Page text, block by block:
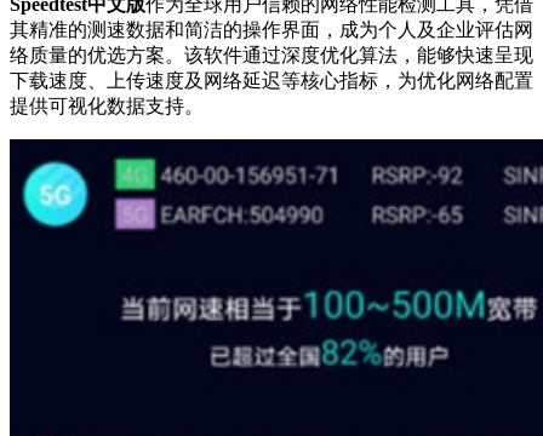
其精准的测速数据和简洁的操作界面，成为个人及企业评估网
络质量的优选方案。该软件通过深度优化算法，能够快速呈现
下载速度、上传速度及网络延迟等核心指标，为优化网络配置
提供可视化数据支持。